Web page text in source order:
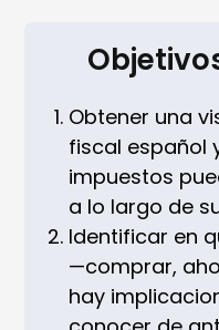
Obtener una
fiscal español
impuestos
a lo largo de
Identificar en
—comprar,
hay